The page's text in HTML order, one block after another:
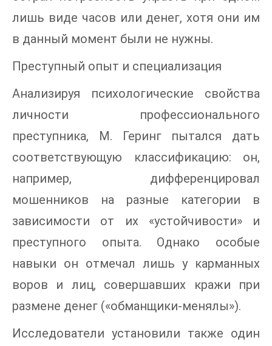
лишь виде часов или денег, хотя они им
в данный момент были не нужны.
Преступный опыт и специализация
Анализируя психологические свойства
личности профессионального
преступника, М. Геринг пытался дать
соответствующую классификацию: он,
например, дифференцировал
мошенников на разные категории в
зависимости от их «устойчивости» и
преступного опыта. Однако особые
навыки он отмечал лишь у карманных
воров и лиц, совершавших кражи при
размене денег («обманщики-менялы»).
Исследователи установили также один